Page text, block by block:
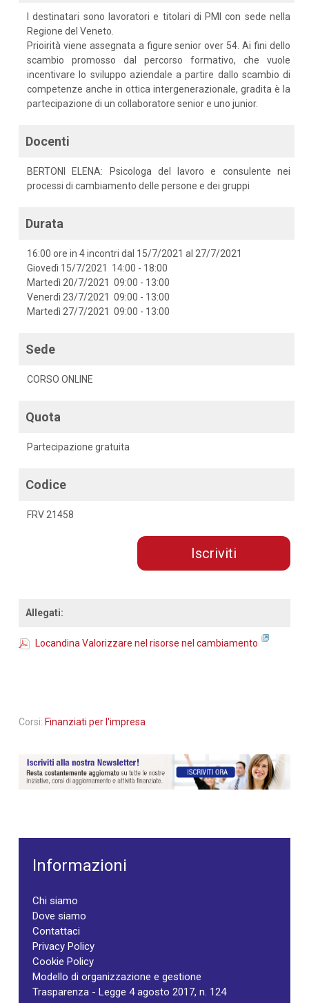
I destinatari sono lavoratori e titolari di PMI con sede nella
Regione del Veneto.
Prioirità viene assegnata a figure senior over 54. Ai fini dello
scambio promosso dal percorso formativo, che vuole
incentivare lo sviluppo aziendale a partire dallo scambio di
competenze anche in ottica intergenerazionale, gradita è la
partecipazione di un collaboratore senior e uno junior.
Docenti
BERTONI ELENA: Psicologa del lavoro e consulente nei
processi di cambiamento delle persone e dei gruppi
Durata
16:00 ore in 4 incontri dal 15/7/2021 al 27/7/2021
Giovedì 15/7/2021 14:00 - 18:00
Martedì 20/7/2021 09:00 - 13:00
Venerdì 23/7/2021 09:00 - 13:00
Martedì 27/7/2021 09:00 - 13:00
Sede
CORSO ONLINE
Quota
Partecipazione gratuita
Codice
FRV 21458
Iscriviti
Allegati:
Locandina Valorizzare nel risorse nel cambiamento
Corsi: Finanziati per l'impresa
Informazioni
Chi siamo
Dove siamo
Contattaci
Privacy Policy
Cookie Policy
Modello di organizzazione e gestione
Trasparenza - Legge 4 agosto 2017, n. 124